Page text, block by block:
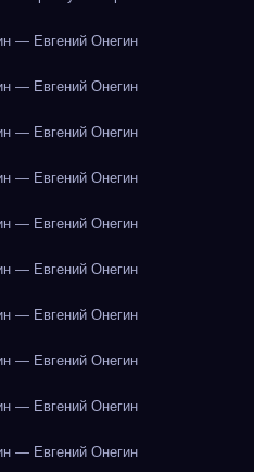
— Евгений Онегин
— Евгений Онегин
— Евгений Онегин
— Евгений Онегин
— Евгений Онегин
— Евгений Онегин
— Евгений Онегин
— Евгений Онегин
— Евгений Онегин
— Евгений Онегин